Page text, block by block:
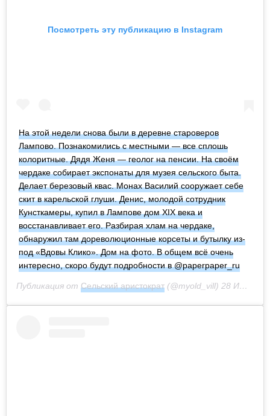
Посмотреть эту публикацию в Instagram
На этой недели снова были в деревне староверов
Лампово. Познакомились с местными — все сплошь
колоритные. Дядя Женя — геолог на пенсии. На своём
чердаке собирает экспонаты для музея сельского быта.
Делает березовый квас. Монах Василий сооружает себе
скит в карельской глуши. Денис, молодой сотрудник
Кунсткамеры, купил в Лампове дом XIX века и
восстанавливает его. Разбирая хлам на чердаке,
обнаружил там дореволюционные корсеты и бутылку из-
под «Вдовы Клико». Дом на фото. В общем всё очень
интересно, скоро будут подробности в @paperpaper_ru
Публикация от Сельский аристократ (@myold_vill) 28 Июн 2020 в 1:38 PDT